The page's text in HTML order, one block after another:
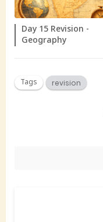
Day 15 Revision -
Geography
Tags revision